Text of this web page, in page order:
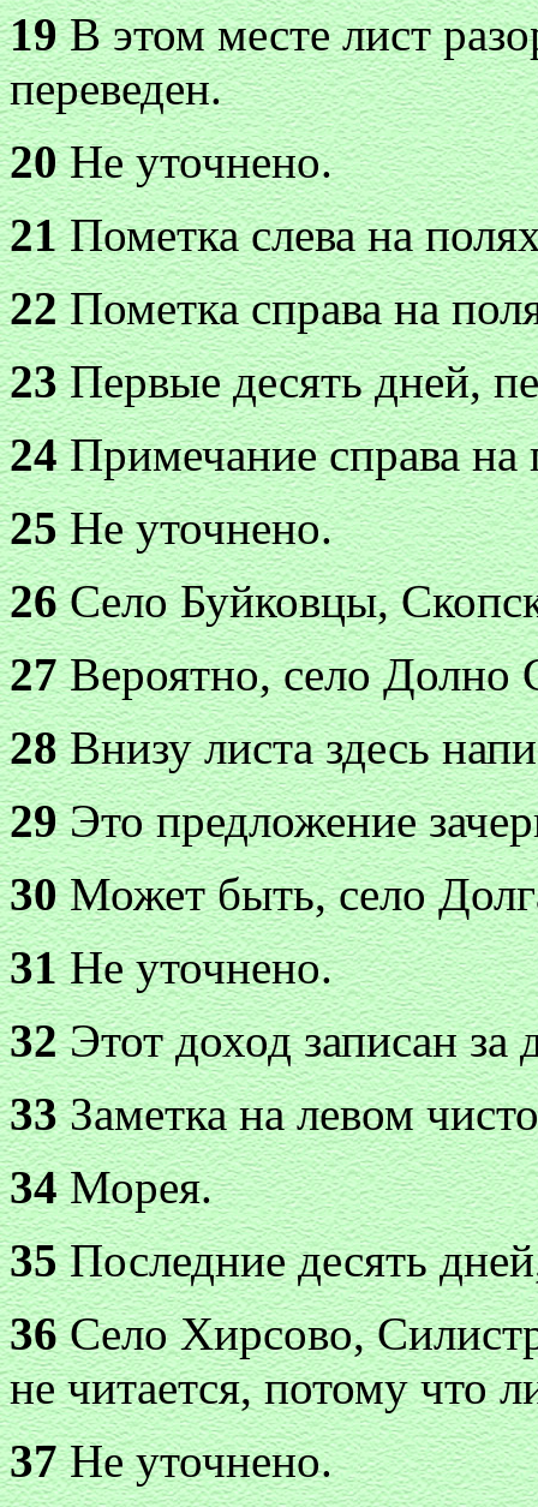
19В этом месте лист
переведен.
20Не уточнено.
21Пометка слева на
22Пометка справа на
23Первые десять дней,
24Примечание справа на
25Не уточнено.
26Село Буйковцы,
27Вероятно, село Долно
28Внизу листа здесь
29Это предложение
30Может быть, село
31Не уточнено.
32Этот доход записан
33Заметка на левом
34Морея.
35Последние десять
36Село Хирсово,
не читается, потому что
37Не уточнено.